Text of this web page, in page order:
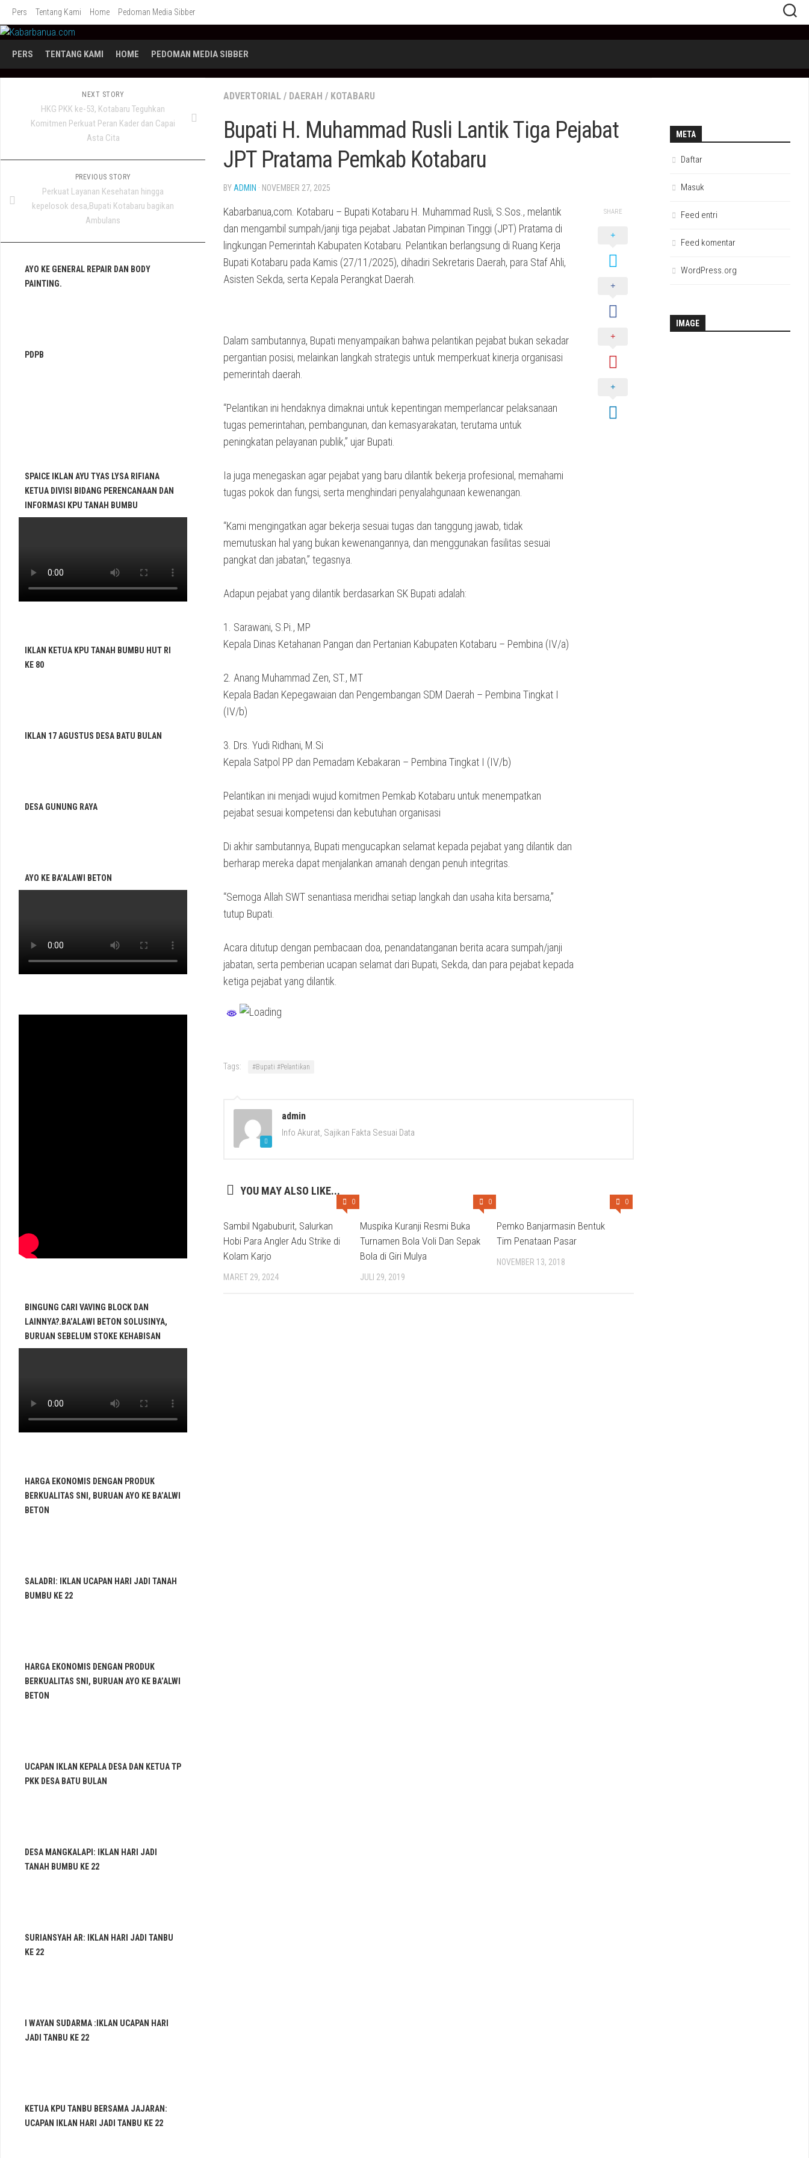
Skip
content
Pers Tentang Kami Home Pedoman Media Sibber
PERS TENTANG KAMI HOME PEDOMAN MEDIA SIBBER
ADVERTORIAL / DAERAH / KOTABARU
Bupati H. Muhammad Rusli Lantik Tiga Pejabat
JPT Pratama Pemkab Kotabaru
BY ADMIN · NOVEMBER 27, 2025
Kabarbanua,com. Kotabaru – Bupati Kotabaru H. Muhammad Rusli, S.Sos., melantik
dan mengambil sumpah/janji tiga pejabat Jabatan Pimpinan Tinggi (JPT) Pratama di
lingkungan Pemerintah Kabupaten Kotabaru. Pelantikan berlangsung di Ruang Kerja
Bupati Kotabaru pada Kamis (27/11/2025), dihadiri Sekretaris Daerah, para Staf Ahli,
Asisten Sekda, serta Kepala Perangkat Daerah.
Dalam sambutannya, Bupati menyampaikan bahwa pelantikan pejabat bukan sekadar
pergantian posisi, melainkan langkah strategis untuk memperkuat kinerja organisasi
pemerintah daerah.
“Pelantikan ini hendaknya dimaknai untuk kepentingan memperlancar pelaksanaan
tugas pemerintahan, pembangunan, dan kemasyarakatan, terutama untuk
peningkatan pelayanan publik,” ujar Bupati.
Ia juga menegaskan agar pejabat yang baru dilantik bekerja profesional, memahami
tugas pokok dan fungsi, serta menghindari penyalahgunaan kewenangan.
“Kami mengingatkan agar bekerja sesuai tugas dan tanggung jawab, tidak
memutuskan hal yang bukan kewenangannya, dan menggunakan fasilitas sesuai
pangkat dan jabatan,” tegasnya.
Adapun pejabat yang dilantik berdasarkan SK Bupati adalah:
1. Sarawani, S.Pi., MP
Kepala Dinas Ketahanan Pangan dan Pertanian Kabupaten Kotabaru – Pembina (IV/a)
2. Anang Muhammad Zen, ST., MT
Kepala Badan Kepegawaian dan Pengembangan SDM Daerah – Pembina Tingkat I
(IV/b)
3. Drs. Yudi Ridhani, M.Si
Kepala Satpol PP dan Pemadam Kebakaran – Pembina Tingkat I (IV/b)
Pelantikan ini menjadi wujud komitmen Pemkab Kotabaru untuk menempatkan
pejabat sesuai kompetensi dan kebutuhan organisasi
Di akhir sambutannya, Bupati mengucapkan selamat kepada pejabat yang dilantik dan
berharap mereka dapat menjalankan amanah dengan penuh integritas.
“Semoga Allah SWT senantiasa meridhai setiap langkah dan usaha kita bersama,”
tutup Bupati.
Acara ditutup dengan pembacaan doa, penandatanganan berita acara sumpah/janji
jabatan, serta pemberian ucapan selamat dari Bupati, Sekda, dan para pejabat kepada
ketiga pejabat yang dilantik.
SHARE
Tags: #Bupati #Pelantikan
admin
Info Akurat, Sajikan Fakta Sesuai Data
YOU MAY ALSO LIKE...
0
Sambil Ngabuburit, Salurkan
Hobi Para Angler Adu Strike di
Kolam Karjo
MARET 29, 2024
0
Muspika Kuranji Resmi Buka
Turnamen Bola Voli Dan Sepak
Bola di Giri Mulya
JULI 29, 2019
0
Pemko Banjarmasin Bentuk
Tim Penataan Pasar
NOVEMBER 13, 2018
NEXT STORY
HKG PKK ke-53, Kotabaru Teguhkan
Komitmen Perkuat Peran Kader dan Capai
Asta Cita
PREVIOUS STORY
Perkuat Layanan Kesehatan hingga
kepelosok desa,Bupati Kotabaru bagikan
Ambulans
AYO KE GENERAL REPAIR DAN BODY
PAINTING.
PDPB
SPAICE IKLAN AYU TYAS LYSA RIFIANA
KETUA DIVISI BIDANG PERENCANAAN DAN
INFORMASI KPU TANAH BUMBU
IKLAN KETUA KPU TANAH BUMBU HUT RI
KE 80
IKLAN 17 AGUSTUS DESA BATU BULAN
DESA GUNUNG RAYA
AYO KE BA’ALAWI BETON
BINGUNG CARI VAVING BLOCK DAN
LAINNYA?.BA’ALAWI BETON SOLUSINYA,
BURUAN SEBELUM STOKE KEHABISAN
HARGA EKONOMIS DENGAN PRODUK
BERKUALITAS SNI, BURUAN AYO KE BA’ALWI
BETON
SALADRI: IKLAN UCAPAN HARI JADI TANAH
BUMBU KE 22
HARGA EKONOMIS DENGAN PRODUK
BERKUALITAS SNI, BURUAN AYO KE BA’ALWI
BETON
UCAPAN IKLAN KEPALA DESA DAN KETUA TP
PKK DESA BATU BULAN
DESA MANGKALAPI: IKLAN HARI JADI
TANAH BUMBU KE 22
SURIANSYAH AR: IKLAN HARI JADI TANBU
KE 22
I WAYAN SUDARMA :IKLAN UCAPAN HARI
JADI TANBU KE 22
KETUA KPU TANBU BERSAMA JAJARAN:
UCAPAN IKLAN HARI JADI TANBU KE 22
META
Daftar
Masuk
Feed entri
Feed komentar
WordPress.org
IMAGE